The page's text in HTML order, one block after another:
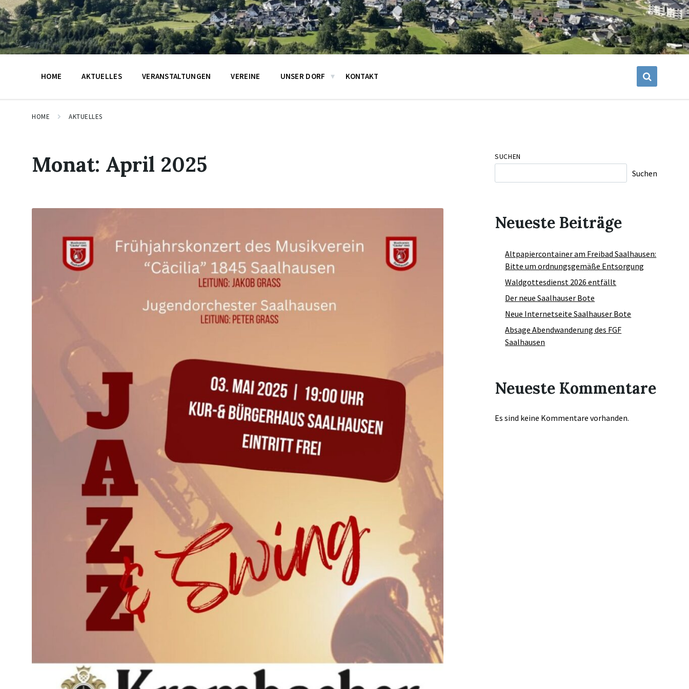
HOME AKTUELLES VERANSTALTUNGEN VEREINE UNSER DORF KONTAKT
HOME AKTUELLES
Monat: April 2025 SUCHEN
Suchen
Neueste Beiträge
Altpapiercontainer am Freibad Saalhausen:
Bitte um ordnungsgemäße Entsorgung
Waldgottesdienst 2026 entfällt
Der neue Saalhauser Bote
Neue Internetseite Saalhauser Bote
Absage Abendwanderung des FGF
Saalhausen
Neueste Kommentare
Es sind keine Kommentare vorhanden.